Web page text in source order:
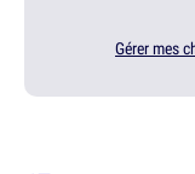
Gérer mes